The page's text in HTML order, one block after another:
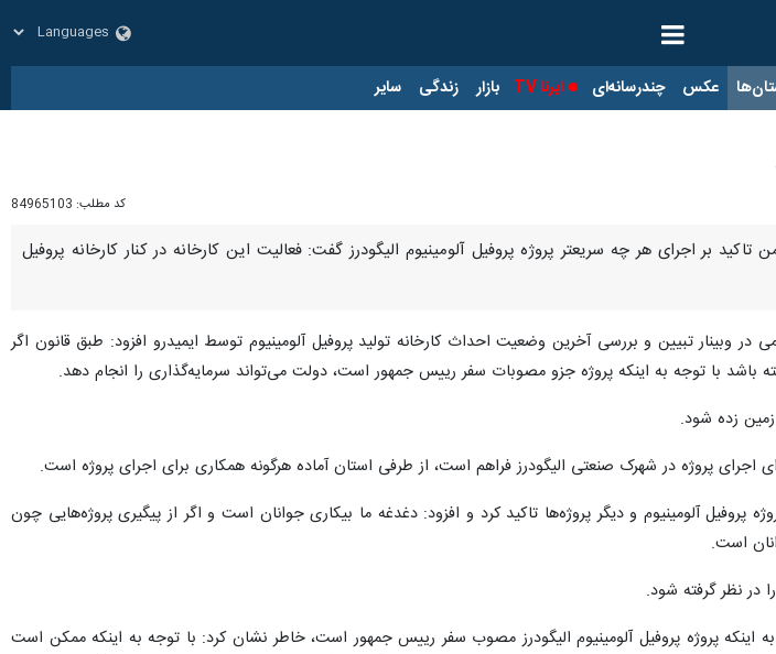
عکس چندرسانه‌ای ایرنا TV بازار زندگی سایر
کد مطلب: 84965103
بر اجرای هر چه سریعتر پروژه پروفیل آلومینیوم الیگودرز گفت: فعالیت این کارخانه در کنار کارخانه پروفیل
در وبینار تبیین و بررسی آخرین وضعیت احداث کارخانه تولید پروفیل آلومینیوم توسط ایمیدرو افزود: طبق قانون اگر
باشد با توجه به اینکه پروژه جزو مصوبات سفر رییس جمهور است، دولت می‌تواند سرمایه‌گذاری را انجام دهد.
زمین زده شود.
اجرای پروژه در شهرک صنعتی الیگودرز فراهم است، از طرفی استان آماده هرگونه همکاری برای اجرای پروژه است.
پروفیل آلومینیوم و دیگر پروژه‌ها تاکید کرد و افزود: دغدغه ما بیکاری جوانان است و اگر از پیگیری پروژه‌هایی چون
است.
در نظر گرفته شود.
اینکه پروژه پروفیل آلومینیوم الیگودرز مصوب سفر رییس جمهور است، خاطر نشان کرد: با توجه به اینکه ممکن است